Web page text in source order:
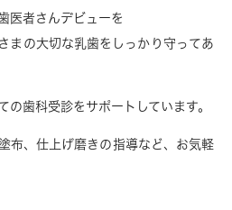
医者さんデビューを
まの大切な乳歯をしっかり守ってあ
の歯科受診をサポートしています。
布、仕上げ磨きの指導など、お気軽